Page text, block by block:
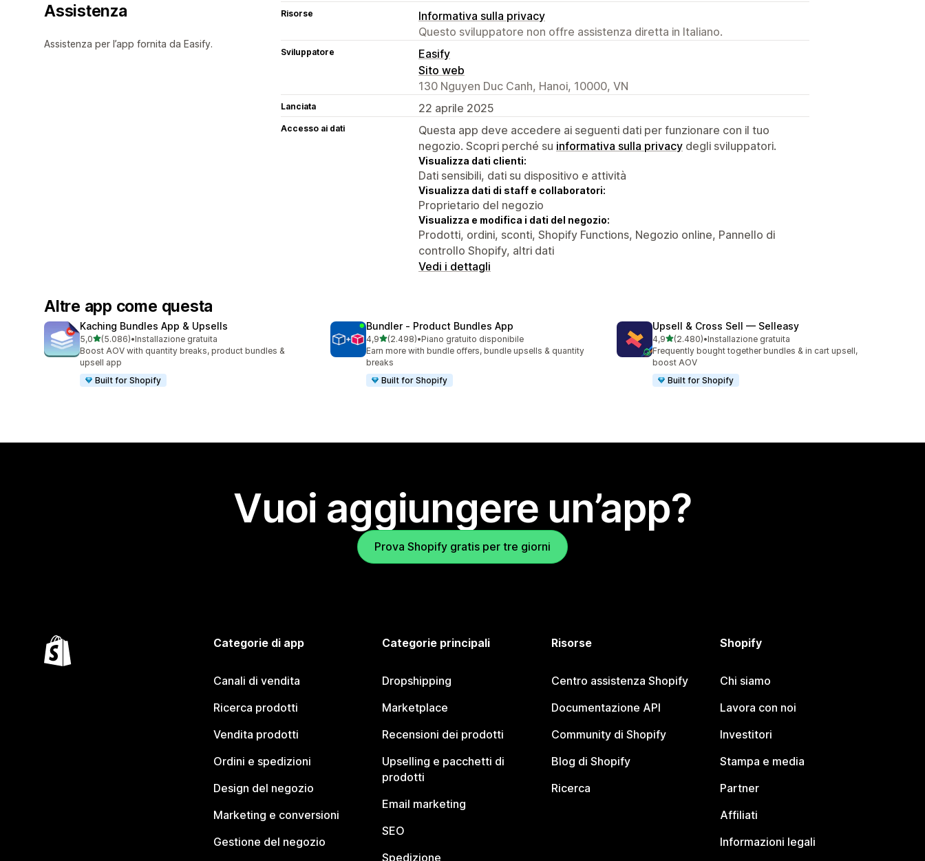
Assistenza
Assistenza per l’app fornita da Easify.
Risorse
Informativa sulla privacy
Questo sviluppatore non offre assistenza diretta in Italiano.
Sviluppatore
Easify
Sito web
130 Nguyen Duc Canh, Hanoi, 10000, VN
Lanciata 22 aprile 2025
Accesso ai dati
Questa app deve accedere ai seguenti dati per funzionare con il tuo
negozio. Scopri perché su informativa sulla privacy degli sviluppatori.
Visualizza dati clienti:
Dati sensibili, dati su dispositivo e attività
Visualizza dati di staff e collaboratori:
Proprietario del negozio
Visualizza e modifica i dati del negozio:
Prodotti, ordini, sconti, Shopify Functions, Negozio online, Pannello di
controllo Shopify, altri dati
Vedi i dettagli
Altre app come questa
Kaching Bundles App & Upsells
5,0stelle su 5
(5.086)
5086 recensioni totali
•Installazione gratuita
Boost AOV with quantity breaks, product bundles &
upsell app
Built for Shopify
Bundler ‑ Product Bundles App
4,9stelle su 5
(2.498)
2498 recensioni totali
•Piano gratuito disponibile
Earn more with bundle offers, bundle upsells & quantity
breaks
Built for Shopify
Upsell & Cross Sell — Selleasy
4,9stelle su 5
(2.480)
2480 recensioni totali
•Installazione gratuita
Frequently bought together bundles & in cart upsell,
boost AOV
Built for Shopify
Vuoi aggiungere un’app?
Prova Shopify gratis per tre giorni
Categorie di app
Canali di vendita
Ricerca prodotti
Vendita prodotti
Ordini e spedizioni
Design del negozio
Marketing e conversioni
Gestione del negozio
Categorie principali
Dropshipping
Marketplace
Recensioni dei prodotti
Upselling e pacchetti di
prodotti
Email marketing
SEO
Spedizione
Risorse
Centro assistenza Shopify
Documentazione API
Community di Shopify
Blog di Shopify
Ricerca
Shopify
Chi siamo
Lavora con noi
Investitori
Stampa e media
Partner
Affiliati
Informazioni legali